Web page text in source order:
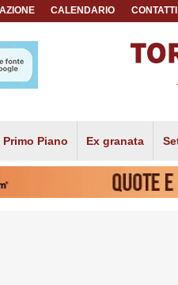
CALENDARIO CONTATTI
Primo Piano Ex granata